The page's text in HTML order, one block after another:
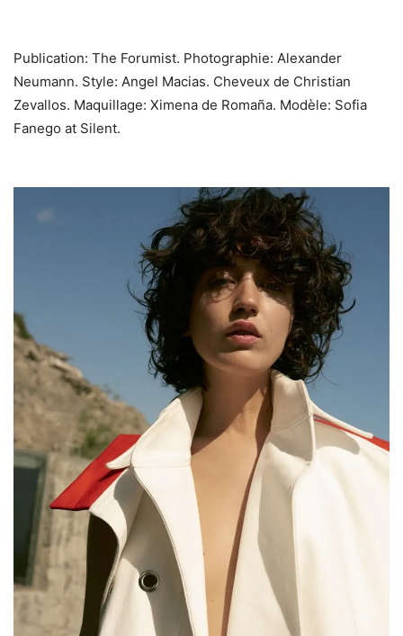
Publication: The Forumist. Photographie: Alexander
Neumann. Style: Angel Macias. Cheveux de Christian
Zevallos. Maquillage: Ximena de Romaña. Modèle: Sofia
Fanego at Silent.